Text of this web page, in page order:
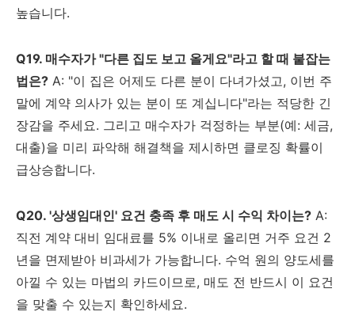
높습니다.
Q19. 매수자가 "다른 집도 보고 올게요"라고 할 때 붙잡는
법은? A: "이 집은 어제도 다른 분이 다녀가셨고, 이번 주
말에 계약 의사가 있는 분이 또 계십니다"라는 적당한 긴
장감을 주세요. 그리고 매수자가 걱정하는 부분(예: 세금,
대출)을 미리 파악해 해결책을 제시하면 클로징 확률이
급상승합니다.
Q20. '상생임대인' 요건 충족 후 매도 시 수익 차이는? A:
직전 계약 대비 임대료를 5% 이내로 올리면 거주 요건 2
년을 면제받아 비과세가 가능합니다. 수억 원의 양도세를
아낄 수 있는 마법의 카드이므로, 매도 전 반드시 이 요건
을 맞출 수 있는지 확인하세요.